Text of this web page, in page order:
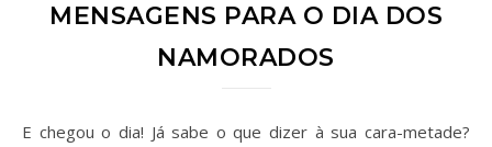
MENSAGENS PARA O DIA DOS
NAMORADOS
E chegou o dia! Já sabe o que dizer à sua cara-metade?